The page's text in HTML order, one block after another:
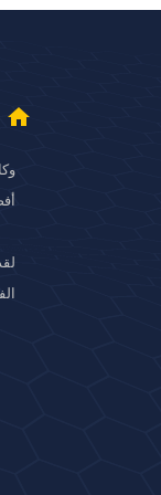
home